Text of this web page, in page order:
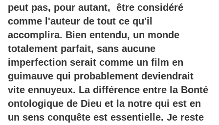
peut pas, pour autant, être considéré
comme l'auteur de tout ce qu'il
accomplira. Bien entendu, un monde
totalement parfait, sans aucune
imperfection serait comme un film en
guimauve qui probablement deviendrait
vite ennuyeux. La différence entre la Bonté
ontologique de Dieu et la notre qui est en
un sens conquête est essentielle. Je reste